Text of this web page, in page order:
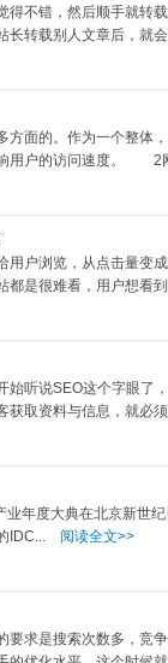
错，然后顺手就转载
转载别人文章后，就
面的。作为一个整
用户的访问速度。 2
浏览，从点击量变成
都是很难看，用户想看
说SEO这个字眼了
获取资料与信息，就必
度大典在北京新世纪
IDC...
阅读全文>>
是搜索次数多，竞争